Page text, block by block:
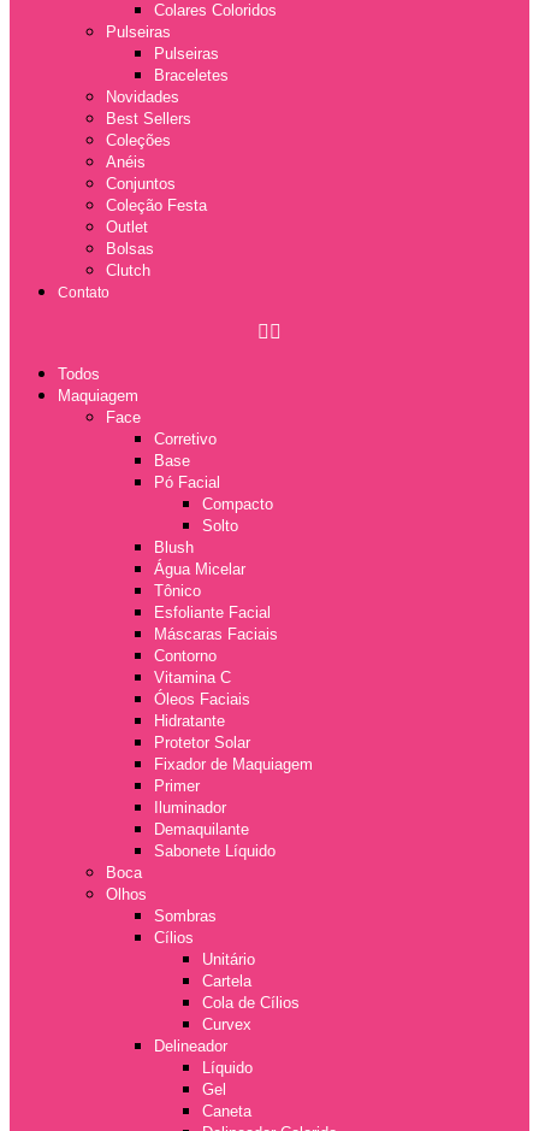
Colares Coloridos
Pulseiras
Pulseiras
Braceletes
Novidades
Best Sellers
Coleções
Anéis
Conjuntos
Coleção Festa
Outlet
Bolsas
Clutch
Contato
Todos
Maquiagem
Face
Corretivo
Base
Pó Facial
Compacto
Solto
Blush
Água Micelar
Tônico
Esfoliante Facial
Máscaras Faciais
Contorno
Vitamina C
Óleos Faciais
Hidratante
Protetor Solar
Fixador de Maquiagem
Primer
Iluminador
Demaquilante
Sabonete Líquido
Boca
Olhos
Sombras
Cílios
Unitário
Cartela
Cola de Cílios
Curvex
Delineador
Líquido
Gel
Caneta